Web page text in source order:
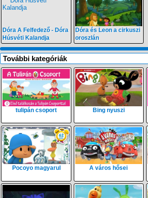
Dóra A Felfedező - Dóra
Húsvéti Kalandja
Dóra és Leon a cirkuszi
oroszlán
További kategóriák
tulipán csoport Bing nyuszi
Pocoyo magyarul A város hősei